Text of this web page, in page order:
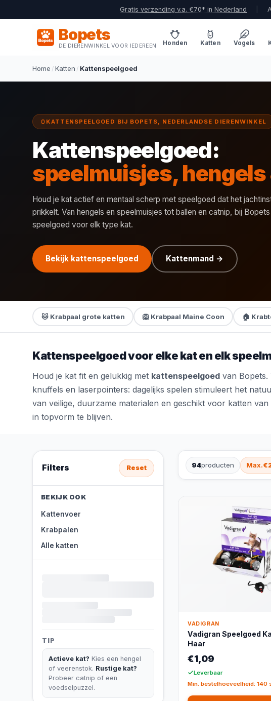
Gratis verzending v.a. €70* in Nederland
Bopets
DE DIERENWINKEL VOOR IEDEREEN Honden Katten Vogels
Home /Katten / Kattenspeelgoed
KATTENSPEELGOED BIJ BOPETS, NEDERLANDSE DIERENWINKEL
Kattenspeelgoed:
speelmuisjes, hengels
Houd je kat actief en mentaal scherp met speelgoed dat het
prikkelt. Van hengels en speelmuisjes tot ballen en catnip, bij
speelgoed voor elk type kat.
Bekijk kattenspeelgoed Kattenmand →
🐱 Krabpaal grote katten 🦁 Krabpaal Maine Coon 🏠
Kattenspeelgoed voor elke kat en elk
Houd je kat fit en gelukkig met kattenspeelgoed van Bopets.
knuffels en laserpointers: dagelijks spelen stimuleert het
van veilige, duurzame materialen en geschikt voor katten
in topvorm te blijven.
Filters Reset
BEKIJK OOK
Kattenvoer
Krabpalen
Alle katten
TIP
Actieve kat? Kies een hengel
of veerenstok. Rustige kat?
Probeer catnip of een
voedselpuzzel.
94producten Max.
VADIGRAN
Vadigran Speelgoed
Haar
€1,09
Leverbaar
Min. bestelhoeveelheid: 140